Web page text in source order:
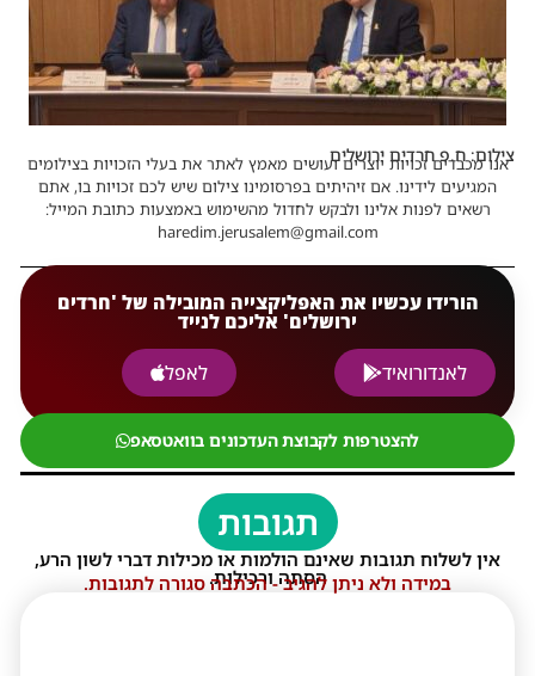
צילום: ח.פ חרדים ירושלים
אנו מכבדים זכויות יוצרים ועושים מאמץ לאתר את בעלי הזכויות בצילומים
המגיעים לידינו. אם זיהיתים בפרסומינו צילום שיש לכם זכויות בו, אתם
רשאים לפנות אלינו ולבקש לחדול מהשימוש באמצעות כתובת המייל:
haredim.jerusalem@gmail.com
הורידו עכשיו את האפליקצייה המובילה של 'חרדים
ירושלים' אליכם לנייד
לאנדורואיד
לאפל
להצטרפות לקבוצת העדכונים בוואטסאפ
תגובות
אין לשלוח תגובות שאינם הולמות או מכילות דברי לשון הרע,
הסתה ורכילות.
במידה ולא ניתן להגיב - הכתבה סגורה לתגובות.